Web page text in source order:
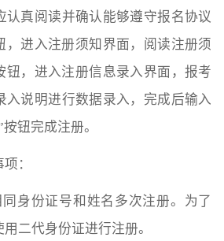
认真阅读并确认能够遵守报名协议
，进入注册须知界面，阅读注册须
钮，进入注册信息录入界面，报考
入说明进行数据录入，完成后输入
钮完成注册。
：
身份证号和姓名多次注册。为了
二代身份证进行注册。